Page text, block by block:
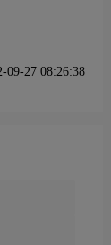
09-27 08:26:38